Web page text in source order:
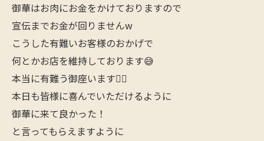
御華はお肉にお金をかけておりますので
宣伝までお金が回りませんw
こうした有難いお客様のおかげで
何とかお店を維持しております😅
本当に有難う御座います🙇‍♂️
本日も皆様に喜んでいただけるように
御華に来て良かった！
と言ってもらえますように